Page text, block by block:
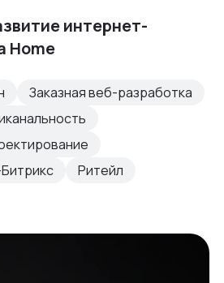
интернет-
Home
Заказная веб-разработка
Ритейл